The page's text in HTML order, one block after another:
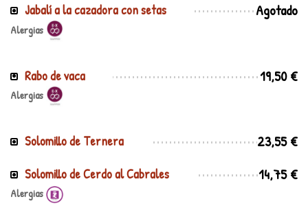
Jabalí a la cazadora con setas Agotado
Alergias
Rabo de vaca 19,50 €
Alergias
Solomillo de Ternera 23,55 €
Solomillo de Cerdo al Cabrales 14,75 €
Alergias